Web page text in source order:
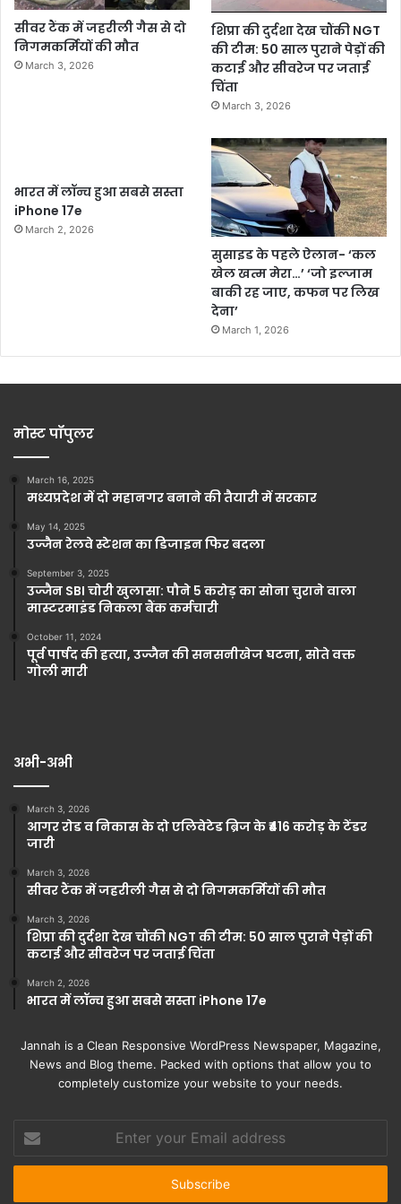
सीवर टैंक में जहरीली गैस से दो
निगमकर्मियों की मौत
March 3, 2026
शिप्रा की दुर्दशा देख चौंकी NGT
की टीम: 50 साल पुराने पेड़ों की
कटाई और सीवरेज पर जताई
चिंता
March 3, 2026
भारत में लॉन्च हुआ सबसे सस्ता
iPhone 17e
March 2, 2026
सुसाइड के पहले ऐलान- ‘कल
खेल खत्म मेरा…’ ‘जो इल्जाम
बाकी रह जाए, कफन पर लिख
देना’
March 1, 2026
मोस्ट पॉपुलर
March 16, 2025
मध्यप्रदेश में दो महानगर बनाने की तैयारी में सरकार
May 14, 2025
उज्जैन रेलवे स्टेशन का डिजाइन फिर बदला
September 3, 2025
उज्जैन SBI चोरी खुलासा: पौने 5 करोड़ का सोना चुराने वाला
मास्टरमाइंड निकला बैंक कर्मचारी
October 11, 2024
पूर्व पार्षद की हत्या, उज्जैन की सनसनीखेज घटना, सोते वक्त
गोली मारी
अभी-अभी
March 3, 2026
आगर रोड व निकास के दो एलिवेटेड ब्रिज के ₹416 करोड़ के टेंडर
जारी
March 3, 2026
सीवर टैंक में जहरीली गैस से दो निगमकर्मियों की मौत
March 3, 2026
शिप्रा की दुर्दशा देख चौंकी NGT की टीम: 50 साल पुराने पेड़ों की
कटाई और सीवरेज पर जताई चिंता
March 2, 2026
भारत में लॉन्च हुआ सबसे सस्ता iPhone 17e
Jannah is a Clean Responsive WordPress Newspaper, Magazine,
News and Blog theme. Packed with options that allow you to
completely customize your website to your needs.
your
Email